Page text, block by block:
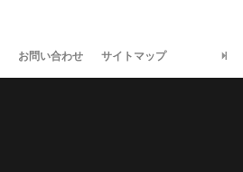
お問い合わせ サイトマップ